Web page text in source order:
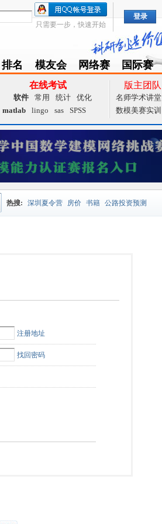
只需要一步，快速开始
登录
排名
Ranklist
模友会
Club
网络赛
TZMCM
国际赛
CAMCM
在线考试
软件 常用 统计
优化
matlab
lingo sas SPSS
版主团队
名师学术讲堂
数模美赛实训
热搜: 深圳夏令营 房价 书籍 公路投资预测
注册地址
找回密码